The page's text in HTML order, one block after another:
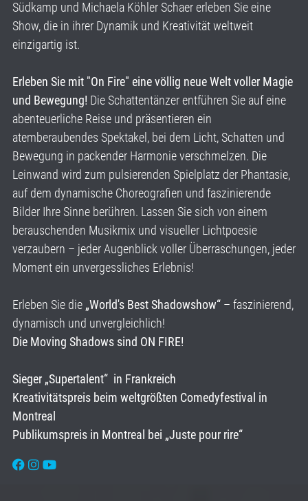
Südkamp und Michaela Köhler Schaer erleben Sie eine
Show, die in ihrer Dynamik und Kreativität weltweit
einzigartig ist.
Erleben Sie mit "On Fire" eine völlig neue Welt voller Magie
und Bewegung! Die Schattentänzer entführen Sie auf eine
abenteuerliche Reise und präsentieren ein
atemberaubendes Spektakel, bei dem Licht, Schatten und
Bewegung in packender Harmonie verschmelzen. Die
Leinwand wird zum pulsierenden Spielplatz der Phantasie,
auf dem dynamische Choreografien und faszinierende
Bilder Ihre Sinne berühren. Lassen Sie sich von einem
berauschenden Musikmix und visueller Lichtpoesie
verzaubern – jeder Augenblick voller Überraschungen, jeder
Moment ein unvergessliches Erlebnis!
Erleben Sie die „World's Best Shadowshow“ – faszinierend,
dynamisch und unvergleichlich!
Die Moving Shadows sind ON FIRE!
Sieger „Supertalent“ in Frankreich
Kreativitätspreis beim weltgrößten Comedyfestival in
Montreal
Publikumspreis in Montreal bei „Juste pour rire“